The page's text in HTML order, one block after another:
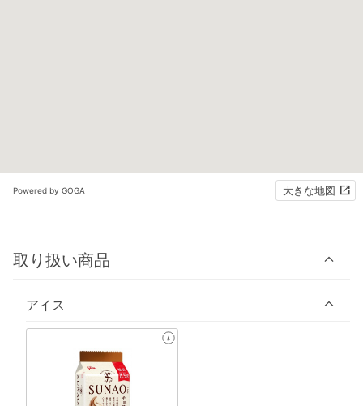
Powered by GOGA 大きな地図
取り扱い商品
アイス